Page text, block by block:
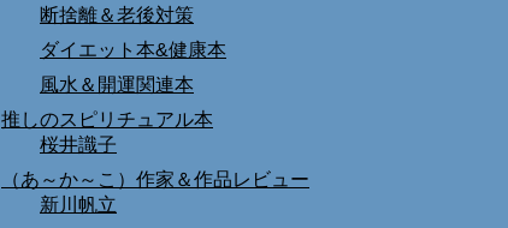
断捨離＆老後対策
ダイエット本&健康本
風水＆開運関連本
推しのスピリチュアル本
桜井識子
（あ～か～こ）作家＆作品レビュー
新川帆立